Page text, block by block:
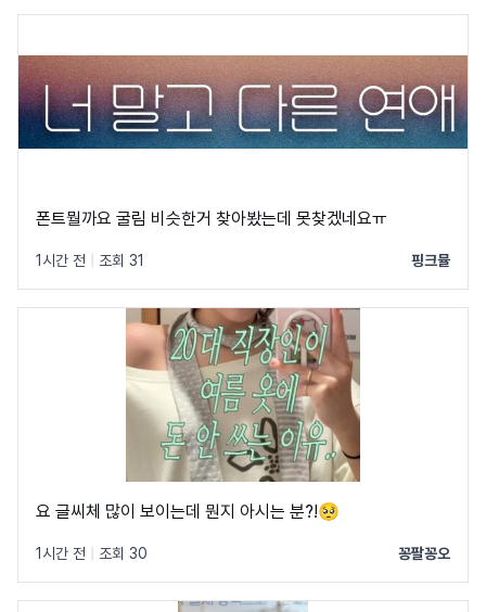
폰트뭘까요 굴림 비슷한거 찾아봤는데 못찾겠네요ㅠ
1시간 전 조회 31 핑크뮬
요 글씨체 많이 보이는데 뭔지 아시는 분?!🥺
1시간 전 조회 30 꽁팔꽁오